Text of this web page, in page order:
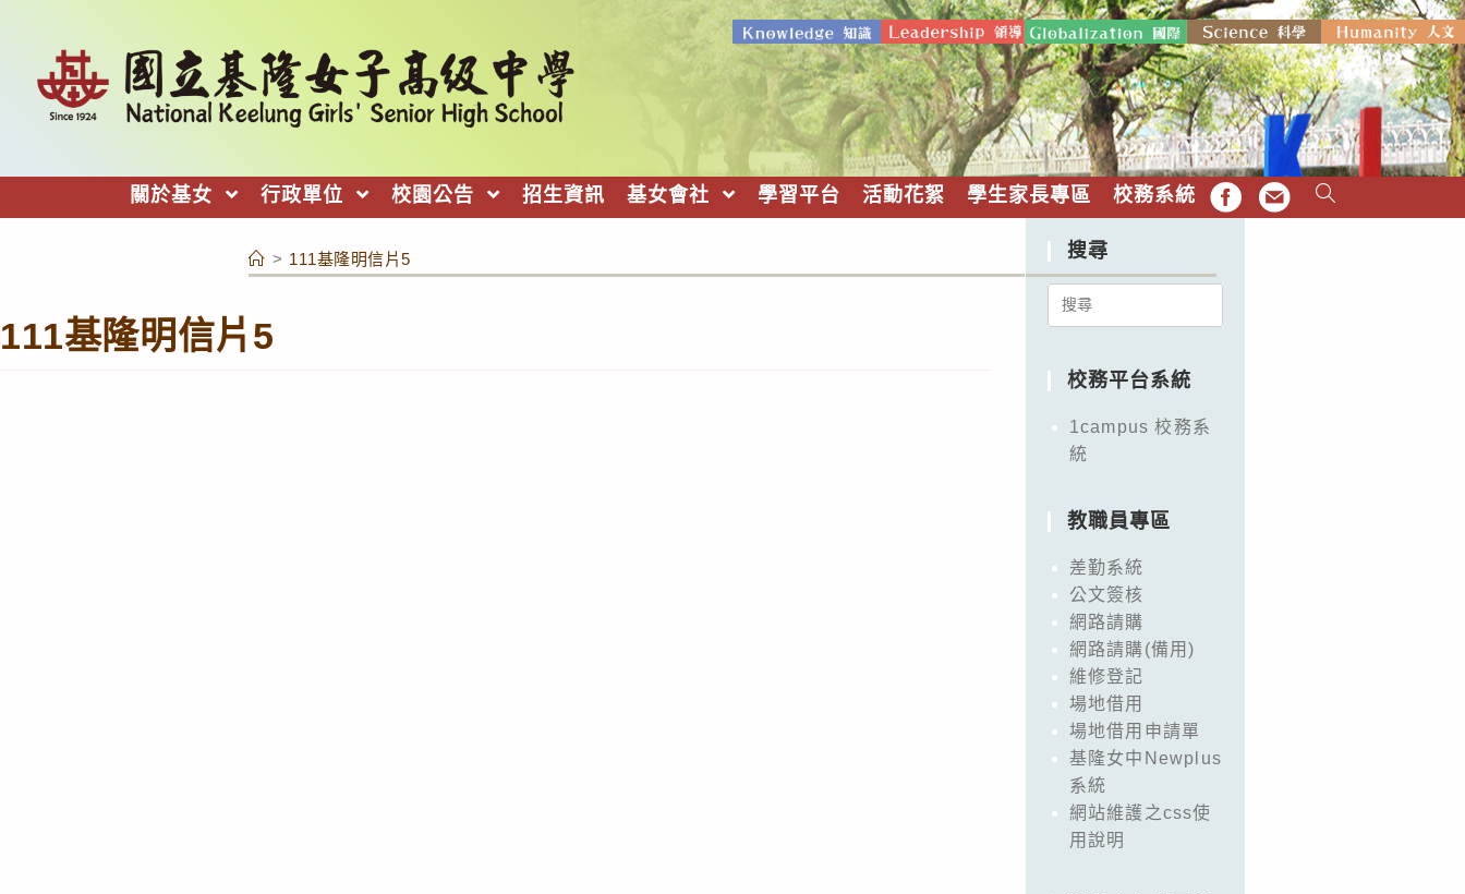
關於基女 行政單位 校園公告 招生資訊 基女會社 學習平台 活動花絮 學生家長專區 校務系統 FB EMAIL
> 111基隆明信片5
111基隆明信片5
搜尋
Search
校務平台系統
1campus 校務系
統
教職員專區
差勤系統
公文簽核
網路請購
網路請購(備用)
維修登記
場地借用
場地借用申請單
基隆女中Newplus
系統
網站維護之css使
用說明